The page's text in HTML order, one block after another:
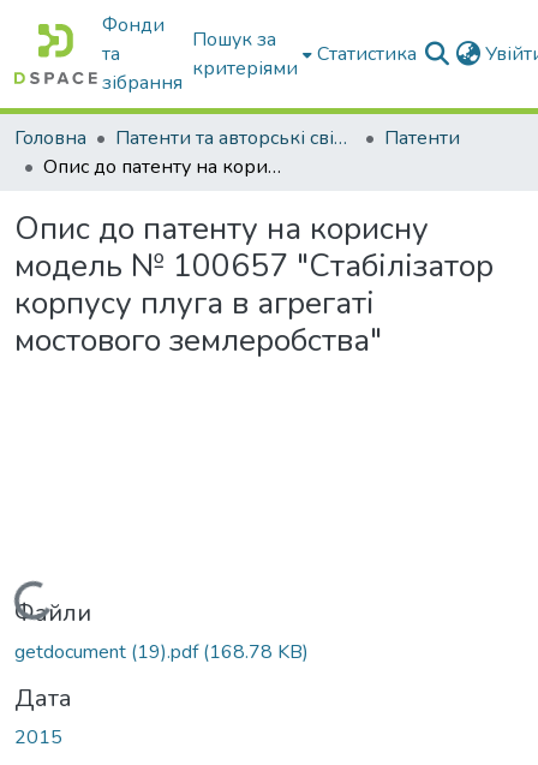
Фонди
та
зібрання
Пошук за
критеріями
Статистика
Головна Патенти та авторські свідоцтва
Патенти
Опис до патенту на корисну модель № 100657 "Стабілізатор корпусу плуга в агрегаті мостового землеробства"
Опис до патенту на корисну
модель № 100657 "Стабілізатор
корпусу плуга в агрегаті
мостового землеробства"
Вантажиться...
Файли
getdocument (19).pdf(168.78 KB)
Дата
2015